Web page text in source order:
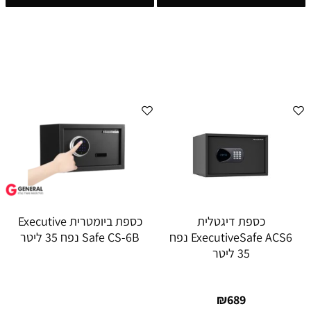
כספת ‏דיגטלית
ExecutiveSafe ACS6 נפח
35 ליטר
₪689
כספת ביומטרית Executive
Safe CS-6B נפח 35 ליטר